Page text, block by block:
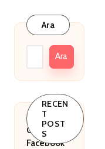
Ara
Ara
RECEN
T
POST
S
Ceuta:
Facebook